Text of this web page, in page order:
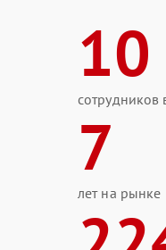
10
сотрудников
7
лет на рынке